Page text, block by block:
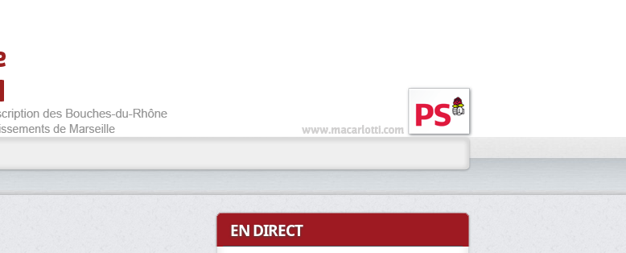
EN DIRECT